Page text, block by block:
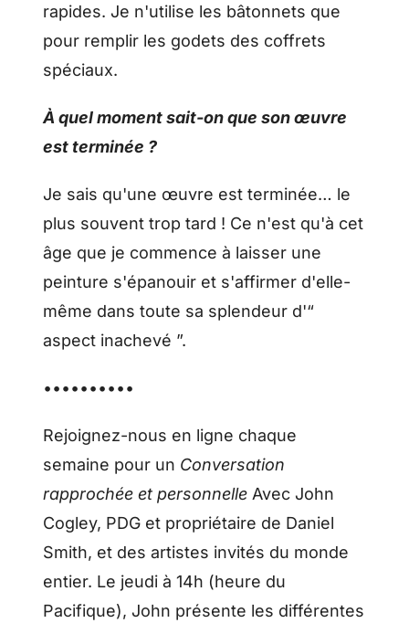
rapides. Je n'utilise les bâtonnets que
pour remplir les godets des coffrets
spéciaux.
À quel moment sait-on que son œuvre
est terminée ?
Je sais qu'une œuvre est terminée… le
plus souvent trop tard ! Ce n'est qu'à cet
âge que je commence à laisser une
peinture s'épanouir et s'affirmer d'elle-
même dans toute sa splendeur d'“
aspect inachevé ”.
••••••••••
Rejoignez-nous en ligne chaque
semaine pour un Conversation
rapprochée et personnelle Avec John
Cogley, PDG et propriétaire de Daniel
Smith, et des artistes invités du monde
entier. Le jeudi à 14h (heure du
Pacifique), John présente les différentes